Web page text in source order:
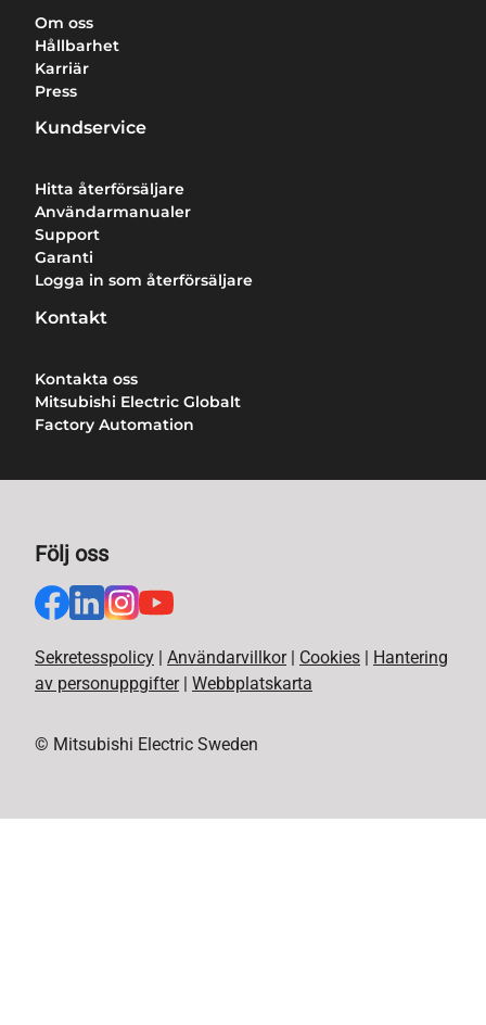
Om oss
Hållbarhet
Karriär
Press
Kundservice
Hitta återförsäljare
Användarmanualer
Support
Garanti
Logga in som återförsäljare
Kontakt
Kontakta oss
Mitsubishi Electric Globalt
Factory Automation
Följ oss
Sekretesspolicy | Användarvillkor | Cookies | Hantering
av personuppgifter | Webbplatskarta
© Mitsubishi Electric Sweden